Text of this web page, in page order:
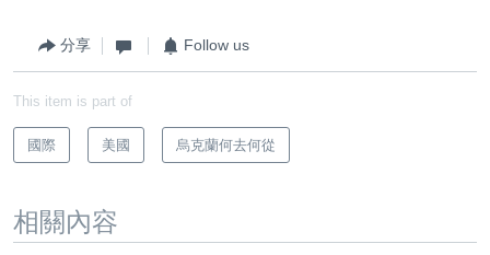
分享 Follow us
This item is part of
國際 美國 烏克蘭何去何從
相關內容